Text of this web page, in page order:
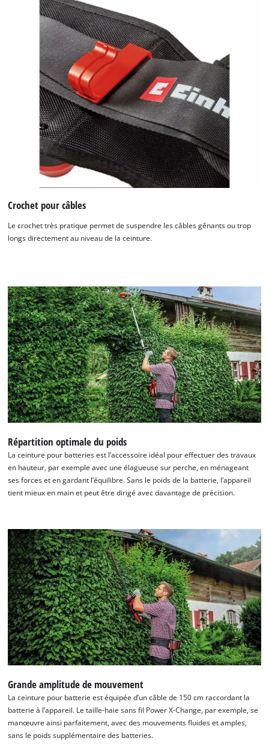
Nous avons besoin de ton accord pour
pouvoir charger Google Maps !
Crochet pour câbles
Le crochet très pratique permet de suspendre les câbles gênants ou trop
longs directement au niveau de la ceinture.
Répartition optimale du poids
La ceinture pour batteries est l’accessoire idéal pour effectuer des travaux
en hauteur, par exemple avec une élagueuse sur perche, en ménageant
ses forces et en gardant l’équilibre. Sans le poids de la batterie, l’appareil
tient mieux en main et peut être dirigé avec davantage de précision.
Grande amplitude de mouvement
La ceinture pour batterie est équipée d’un câble de 150 cm raccordant la
batterie à l’appareil. Le taille-haie sans fil Power X-Change, par exemple, se
manœuvre ainsi parfaitement, avec des mouvements fluides et amples,
sans le poids supplémentaire des batteries.